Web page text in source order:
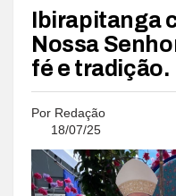
Ibirapitanga
Nossa
fé e tradição.
Por Redação
18/07/25